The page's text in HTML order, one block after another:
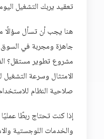
تعقيد يربك التشغيل
هنا يجب أن تسأل سؤالًا
جاهزة ومجربة في
مشروع تطوير مستقل؟
الامتثال وسرعة
صلاحية النظام
والخدمات اللوجستية